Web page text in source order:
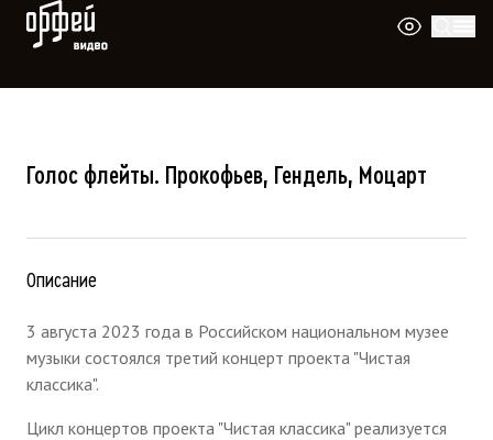
Видео Орфей
Голос флейты. Прокофьев, Гендель, Моцарт
Описание
3 августа 2023 года в Российском национальном музее
музыки состоялся третий концерт проекта "Чистая
классика".
Цикл концертов проекта "Чистая классика" реализуется